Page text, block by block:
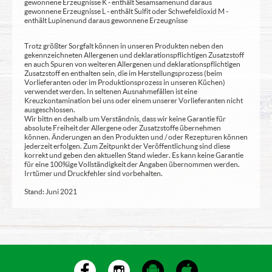
gewonnene Erzeugnisse K - enthält Sesamsamen und daraus
gewonnene Erzeugnisse L - enthält Sulfit oder Schwefeldioxid M -
enthält Lupinen und daraus gewonnene Erzeugnisse
Trotz größter Sorgfalt können in unseren Produkten neben den
gekennzeichneten Allergenen und deklarationspflichtigen Zusatzstoff
en auch Spuren von weiteren Allergenen und deklarationspflichtigen
Zusatzstoff en enthalten sein, die im Herstellungsprozess (beim
Vorlieferanten oder im Produktionsprozess in unseren Küchen)
verwendet werden. In seltenen Ausnahmefällen ist eine
Kreuzkontamination bei uns oder einem unserer Vorlieferanten nicht
ausgeschlossen.
Wir bittn en deshalb um Verständnis, dass wir keine Garantie für
absolute Freiheit der Allergene oder Zusatzstoffe übernehmen
können. Änderungen an den Produkten und / oder Rezepturen können
jederzeit erfolgen. Zum Zeitpunkt der Veröffentlichung sind diese
korrekt und geben den aktuellen Stand wieder. Es kann keine Garantie
für eine 100%ige Vollständigkeit der Angaben übernommen werden.
Irrtümer und Druckfehler sind vorbehalten.
Stand: Juni 2021